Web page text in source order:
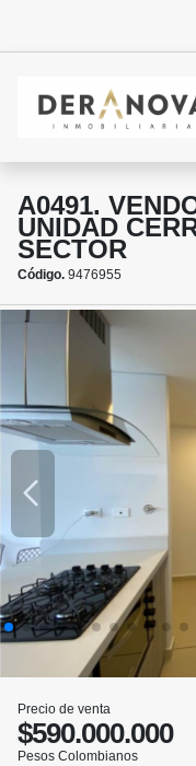
A0491.
UNIDAD
SECTOR
Código. 9476955
Precio de venta
$590.000.000
Pesos Colombianos